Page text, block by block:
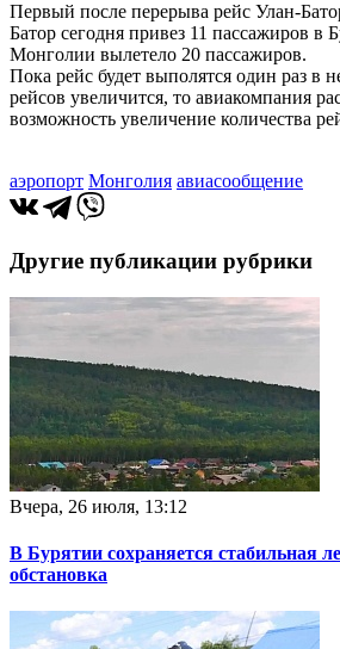
Первый после перерыва рейс Улан-
Батор сегодня привез 11 пассажиров в
Монголии вылетело 20 пассажиров.
Пока рейс будет выполятся один раз в
рейсов увеличится, то авиакомпания
возможность увеличение количества
аэропорт Монголия авиасообщение
Другие публикации рубрики
Вчера, 26 июля, 13:12
В Бурятии сохраняется стабильная
обстановка